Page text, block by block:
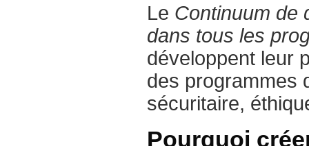
Le Continuum de
dans tous les
développent leur
des programmes
sécuritaire,
Pourquoi